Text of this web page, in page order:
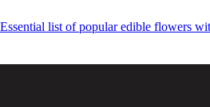
Essential list of popular edible flowers